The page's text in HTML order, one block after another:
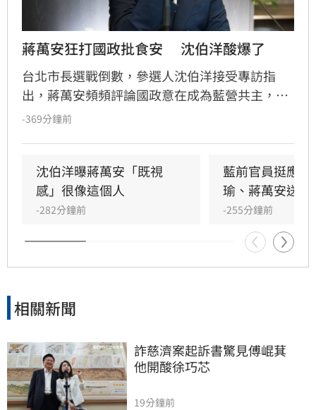
蔣萬安狂打國政批食安　 沈伯洋酸爆了
台北市長選戰倒數，參選人沈伯洋接受專訪指
出，蔣萬安頻頻評論國政意在成為藍營共主，更
質疑其拋出的食安議題劍指台中市長盧秀燕。沈
取過半選民認同，並分享訪美考察交通與都更的
寶貴經驗，展現務實治理態度，爭取台北市民支
持。
-369分鐘前
沈伯洋曝蔣萬安「既視
感」很像這個人
-282分鐘前
藍前官員挺應
瑜、蔣萬安送祝
-255分鐘前
相關新聞
詐慈濟案起訴書驚見傅崐萁
他開酸徐巧芯
19分鐘前